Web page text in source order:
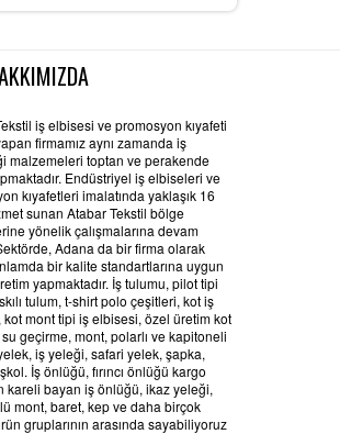
iş elbisesi ve promosyon kıyafeti
firmamız aynı zamanda iş
malzemeleri toptan ve perakende
Endüstriyel iş elbiseleri ve
kıyafetleri imalatında yaklaşık 16
sunan Atabar Tekstil bölge
yönelik çalışmalarına devam
Adana da bir firma olarak
bir kalite standartlarına uygun
yapmaktadır. İş tulumu, pilot tipi
tulum, t-shirt polo çeşitleri, kot iş
mont tipi iş elbisesi, özel üretim kot
geçirme, mont, polarlı ve kapitoneli
iş yeleği, safari yelek, şapka,
İş önlüğü, fırıncı önlüğü kargo
kareli bayan iş önlüğü, ikaz yeleği,
mont, baret, kep ve daha birçok
gruplarının arasında sayabiliyoruz